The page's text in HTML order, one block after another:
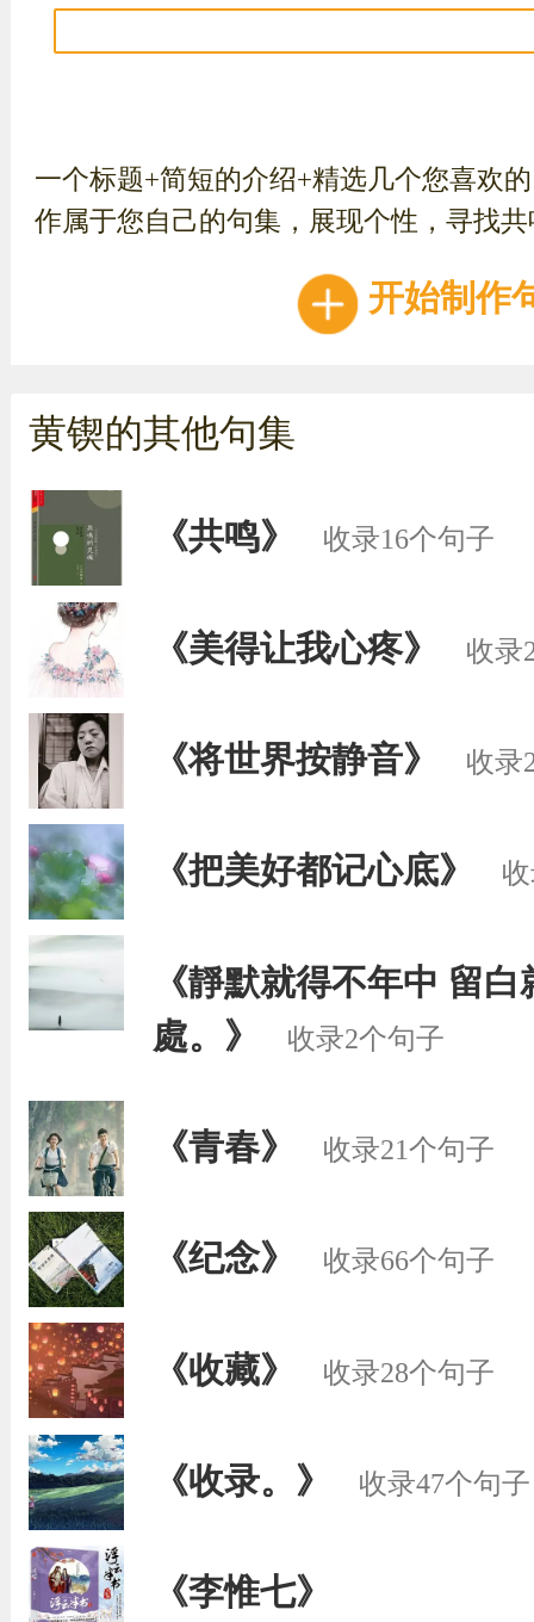
一个标题+简短的介绍+精选几个您喜欢
作属于您自己的句集，展现个性，寻找
开始制作
黄锲的其他句集
《共鸣》 收录16个句子
《美得让我心疼》 收录
《将世界按静音》 收录
《把美好都记心底》
《靜默就得不年中 留
處。》
收录2个句子
《青春》 收录21个句子
《纪念》 收录66个句子
《收藏》 收录28个句子
《收录。》 收录47个句子
《李惟七》